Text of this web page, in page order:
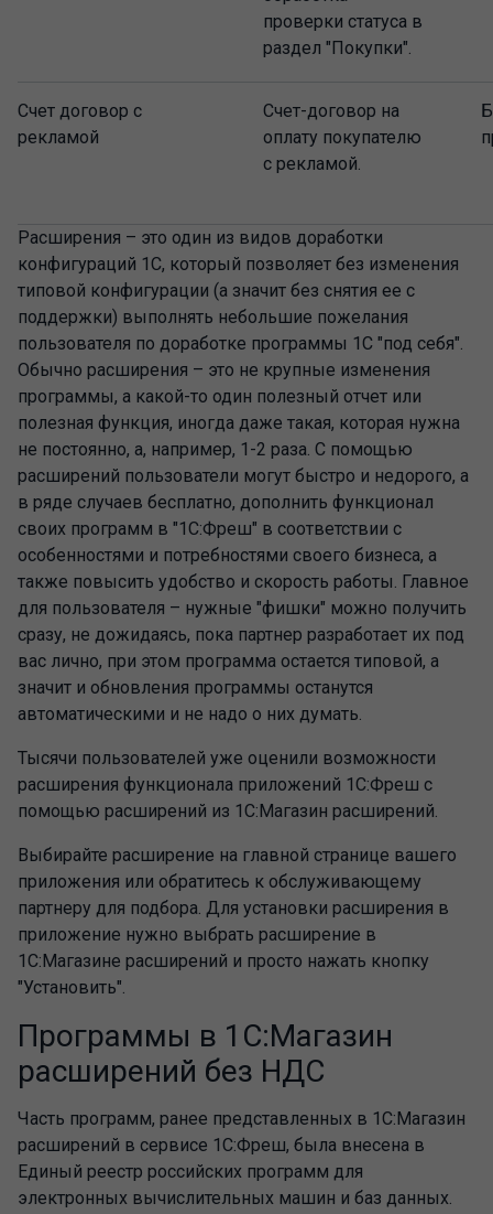
проверки статуса в
раздел "Покупки".
Счет договор с
рекламой
Счет-договор на
оплату покупателю
с рекламой.
Расширения – это один из видов доработки
конфигураций 1С, который позволяет без изменения
типовой конфигурации (а значит без снятия ее с
поддержки) выполнять небольшие пожелания
пользователя по доработке программы 1С "под себя".
Обычно расширения – это не крупные изменения
программы, а какой-то один полезный отчет или
полезная функция, иногда даже такая, которая нужна
не постоянно, а, например, 1-2 раза. С помощью
расширений пользователи могут быстро и недорого, а
в ряде случаев бесплатно, дополнить функционал
своих программ в "1С:Фреш" в соответствии с
особенностями и потребностями своего бизнеса, а
также повысить удобство и скорость работы. Главное
для пользователя – нужные "фишки" можно получить
сразу, не дожидаясь, пока партнер разработает их под
вас лично, при этом программа остается типовой, а
значит и обновления программы останутся
автоматическими и не надо о них думать.
Тысячи пользователей уже оценили возможности
расширения функционала приложений 1С:Фреш с
помощью расширений из 1С:Магазин расширений.
Выбирайте расширение на главной странице вашего
приложения или обратитесь к обслуживающему
партнеру для подбора. Для установки расширения в
приложение нужно выбрать расширение в
1С:Магазине расширений и просто нажать кнопку
"Установить".
Программы в 1С:Магазин
расширений без НДС
Часть программ, ранее представленных в 1С:Магазин
расширений в сервисе 1С:Фреш, была внесена в
Единый реестр российских программ для
электронных вычислительных машин и баз данных.